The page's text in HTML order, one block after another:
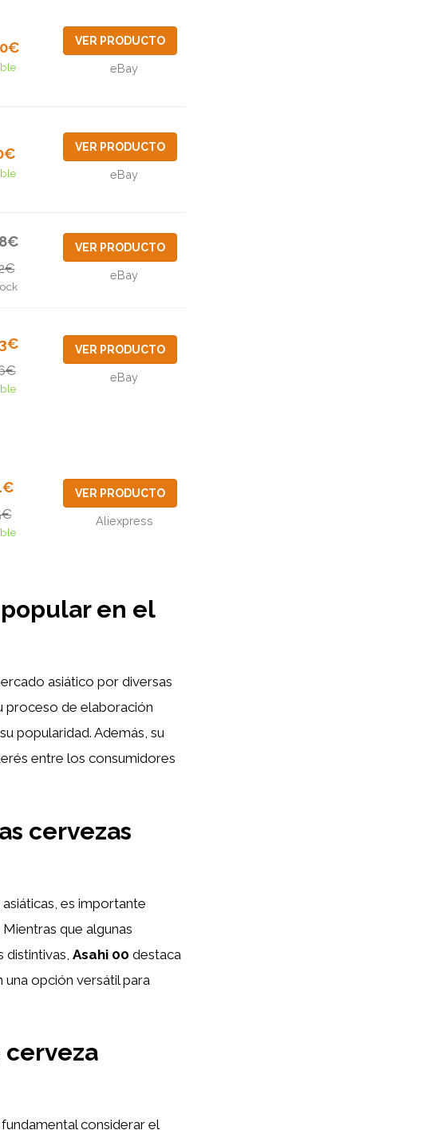
VER PRODUCTO
eBay
VER PRODUCTO
eBay
VER PRODUCTO
eBay
VER PRODUCTO
eBay
VER PRODUCTO
Aliexpress
en el
asiático por diversas
proceso de elaboración
popularidad. Además, su
entre los consumidores
cervezas
es importante
que algunas
Asahi 00 destaca
opción versátil para
cerveza
considerar el